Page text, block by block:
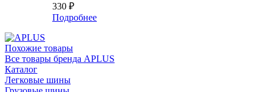
330 ₽
Подробнее
Похожие товары
Все товары бренда APLUS
Каталог
Легковые шины